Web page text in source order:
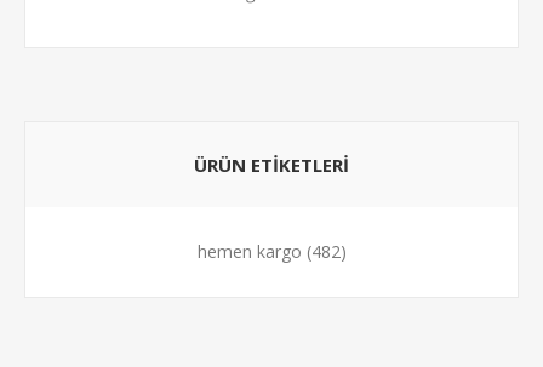
ÜRÜN ETİKETLERİ
hemen kargo (482)